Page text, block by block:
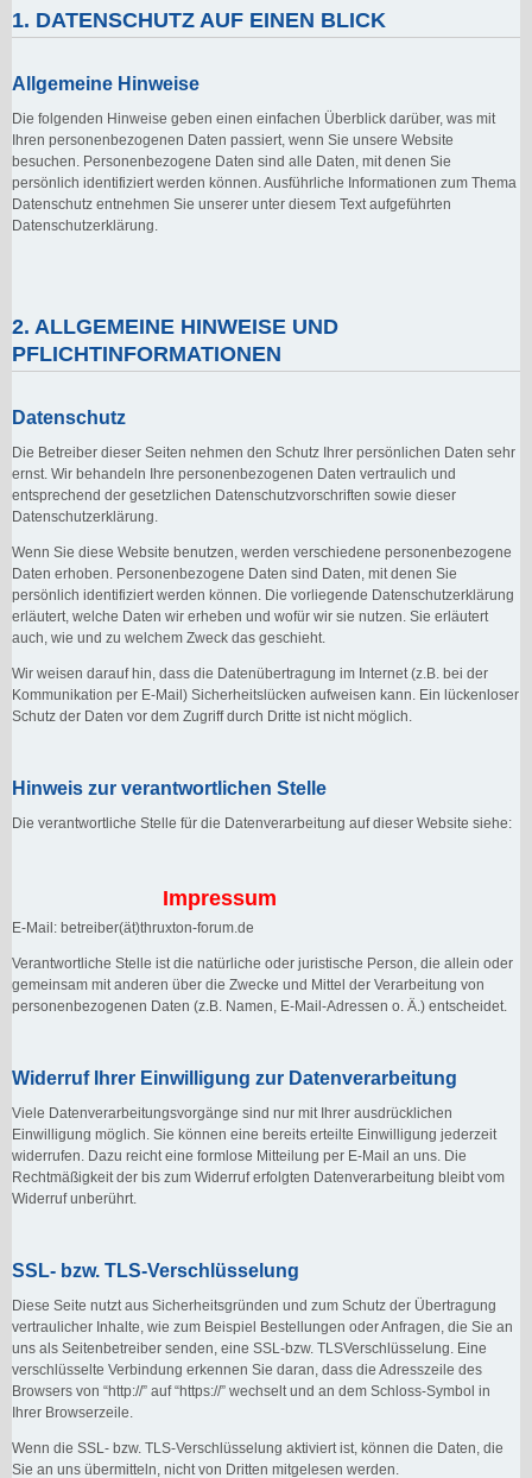
1. DATENSCHUTZ AUF EINEN BLICK
Allgemeine Hinweise
Die folgenden Hinweise geben einen einfachen Überblick darüber, was mit
Ihren personenbezogenen Daten passiert, wenn Sie unsere Website
besuchen. Personenbezogene Daten sind alle Daten, mit denen Sie
persönlich identifiziert werden können. Ausführliche Informationen zum Thema
Datenschutz entnehmen Sie unserer unter diesem Text aufgeführten
Datenschutzerklärung.
2. ALLGEMEINE HINWEISE UND
PFLICHTINFORMATIONEN
Datenschutz
Die Betreiber dieser Seiten nehmen den Schutz Ihrer persönlichen Daten sehr
ernst. Wir behandeln Ihre personenbezogenen Daten vertraulich und
entsprechend der gesetzlichen Datenschutzvorschriften sowie dieser
Datenschutzerklärung.
Wenn Sie diese Website benutzen, werden verschiedene personenbezogene
Daten erhoben. Personenbezogene Daten sind Daten, mit denen Sie
persönlich identifiziert werden können. Die vorliegende Datenschutzerklärung
erläutert, welche Daten wir erheben und wofür wir sie nutzen. Sie erläutert
auch, wie und zu welchem Zweck das geschieht.
Wir weisen darauf hin, dass die Datenübertragung im Internet (z.B. bei der
Kommunikation per E-Mail) Sicherheitslücken aufweisen kann. Ein lückenloser
Schutz der Daten vor dem Zugriff durch Dritte ist nicht möglich.
Hinweis zur verantwortlichen Stelle
Die verantwortliche Stelle für die Datenverarbeitung auf dieser Website siehe:
Impressum
E-Mail: betreiber(ät)thruxton-forum.de
Verantwortliche Stelle ist die natürliche oder juristische Person, die allein oder
gemeinsam mit anderen über die Zwecke und Mittel der Verarbeitung von
personenbezogenen Daten (z.B. Namen, E-Mail-Adressen o. Ä.) entscheidet.
Widerruf Ihrer Einwilligung zur Datenverarbeitung
Viele Datenverarbeitungsvorgänge sind nur mit Ihrer ausdrücklichen
Einwilligung möglich. Sie können eine bereits erteilte Einwilligung jederzeit
widerrufen. Dazu reicht eine formlose Mitteilung per E-Mail an uns. Die
Rechtmäßigkeit der bis zum Widerruf erfolgten Datenverarbeitung bleibt vom
Widerruf unberührt.
SSL- bzw. TLS-Verschlüsselung
Diese Seite nutzt aus Sicherheitsgründen und zum Schutz der Übertragung
vertraulicher Inhalte, wie zum Beispiel Bestellungen oder Anfragen, die Sie an
uns als Seitenbetreiber senden, eine SSL-bzw. TLSVerschlüsselung. Eine
verschlüsselte Verbindung erkennen Sie daran, dass die Adresszeile des
Browsers von “http://” auf “https://” wechselt und an dem Schloss-Symbol in
Ihrer Browserzeile.
Wenn die SSL- bzw. TLS-Verschlüsselung aktiviert ist, können die Daten, die
Sie an uns übermitteln, nicht von Dritten mitgelesen werden.